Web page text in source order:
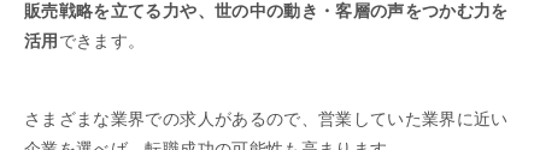
販売戦略を立てる力や、世の中の動き・客層の声をつかむ力を
活用 できます。
さまざまな業界での求人があるので、営業していた業界に近い